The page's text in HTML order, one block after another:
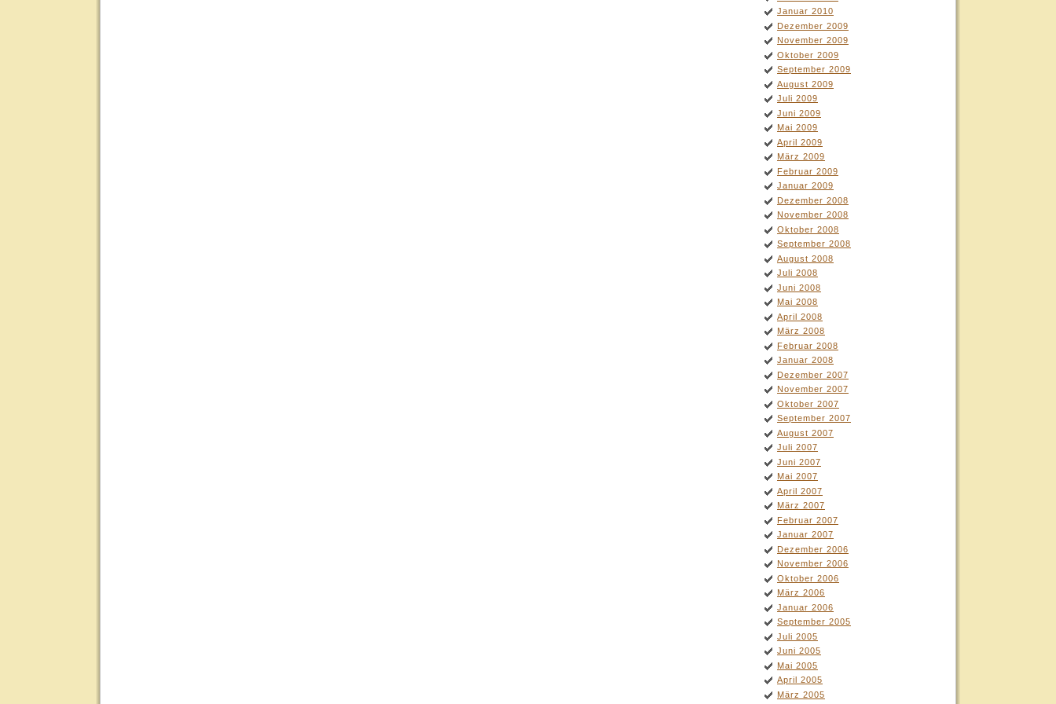
Januar 2010
Dezember 2009
November 2009
Oktober 2009
September 2009
August 2009
Juli 2009
Juni 2009
Mai 2009
April 2009
März 2009
Februar 2009
Januar 2009
Dezember 2008
November 2008
Oktober 2008
September 2008
August 2008
Juli 2008
Juni 2008
Mai 2008
April 2008
März 2008
Februar 2008
Januar 2008
Dezember 2007
November 2007
Oktober 2007
September 2007
August 2007
Juli 2007
Juni 2007
Mai 2007
April 2007
März 2007
Februar 2007
Januar 2007
Dezember 2006
November 2006
Oktober 2006
März 2006
Januar 2006
September 2005
Juli 2005
Juni 2005
Mai 2005
April 2005
März 2005